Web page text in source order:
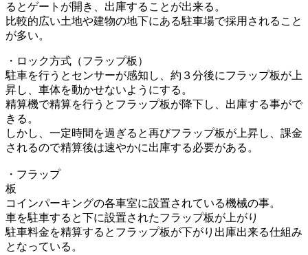
るとゲートが開き、出庫することが出来る。
比較的広い土地や建物の地下にある駐車場で採用されること
が多い。
・ロック方式（フラップ板）
駐車を行うとセンサーが感知し、約３分後にフラップ板が上
昇し、車体を動かせないようにする。
精算機で精算を行うとフラップ板が降下し、出庫する事がで
きる。
しかし、一定時間を過ぎると再びフラップ板が上昇し、課金
されるので精算後は速やかに出庫する必要がある。
・フラップ
コインパーキングの各車室に設置されている機械の事。
車を駐車すると下に設置されたフラップ板が上がり
駐車料金を精算するとフラップ板が下がり出庫出来る仕組み
となっている。